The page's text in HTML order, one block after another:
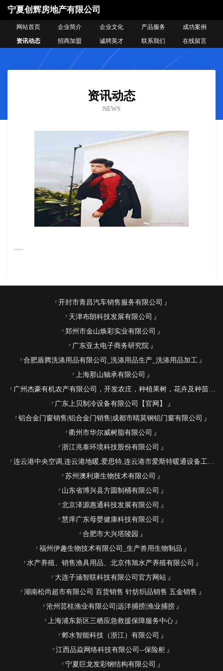
宁夏创辉房地产有限公司
网站首页 企业简介 企业文化 产品服务
成功案例
资讯动态
招商加盟 诚聘英才 联系我们 在线留言
资讯动态
NEWS
....
开封市青昌汽车销售服务有限公司
天津布朗科技发展有限公司
郑州市金山焕彩实业有限公司
广东亚太电子商务研究院
合肥盾腾洗涤用品有限公司_洗涤用品生产_洗涤用品加工
上海那山轴承有限公司
广州杰豪有机农产有限公司，开发农庄，种植果树，花卉及种苗繁殖，禽畜水产养殖及加工
广东上贝制冷设备有限公司【官网】
铝合金门窗销售|铝合金门销售|成都市晴莫钢铝门窗有限公司
衢州市华尔威树脂有限公司
浙江兆泰环境科技股份有限公司
连云港中央空调,连云港地暖,爱思特,连云港市爱斯特暖通设备工程有限公司
苏州澳利康生物技术有限公司
山东省博兴县方圆制桶有限公司
北京泽源惠通科技发展有限公司
慧庠广东母婴健康科技有限公司
合肥市大兴塔陵园
福州伊趣生物技术有限公司_生产兽用生物制品
水产养殖、销售渔具用品、北京伟旭水产养殖有限公司
大连子涵智联科技有限公司官方网站
湖南松尚超市有限公司 百货销售 针纺织品销售 五金销售
沧州芸桂渔业有限公司|远洋捕捞|渔业捕捞
上海浦东新区三栖应急救援保障服务中心
邺水智能科技（浙江）有限公司
江西品焱网络科技有限公司--保险柜
宁夏巨龙发彩钢结构有限公司